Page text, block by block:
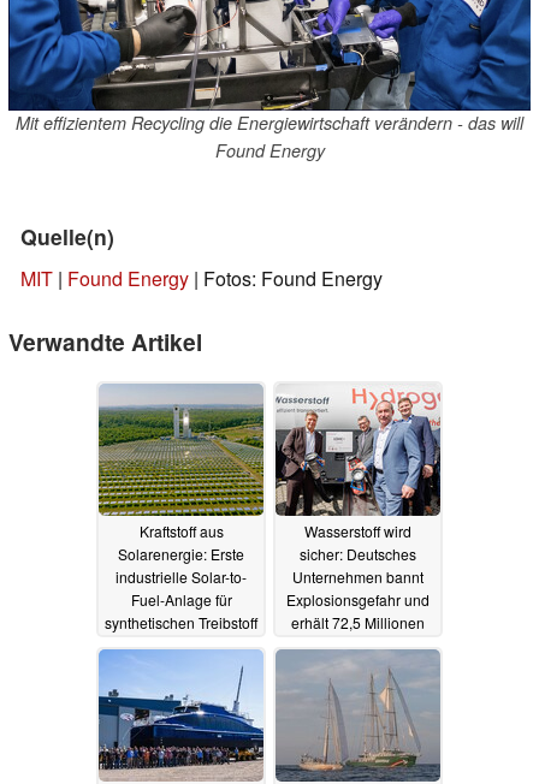
Mit effizientem Recycling die Energiewirtschaft verändern - das will
Found Energy
Quelle(n)
MIT | Found Energy | Fotos: Found Energy
Verwandte Artikel
Kraftstoff aus
Solarenergie: Erste
industrielle Solar-to-
Fuel-Anlage für
synthetischen Treibstoff
27.09.2024
Wasserstoff wird
sicher: Deutsches
Unternehmen bannt
Explosionsgefahr und
erhält 72,5 Millionen
Euro Förderung
09.09.2024